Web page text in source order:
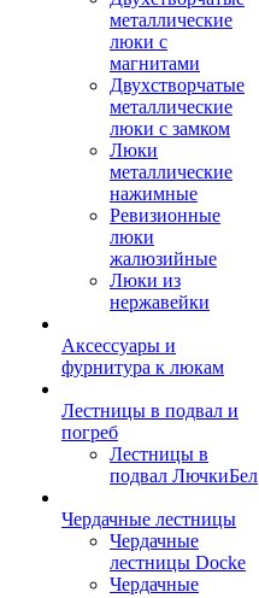
металлические
люки с
магнитами
Двухстворчатые
металлические
люки с замком
Люки
металлические
нажимные
Ревизионные
люки
жалюзийные
Люки из
нержавейки
Аксессуары и
фурнитура к люкам
Лестницы в подвал и
погреб
Лестницы в
подвал ЛючкиБел
Чердачные лестницы
Чердачные
лестницы Docke
Чердачные